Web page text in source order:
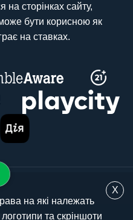
на сторінках сайту,
бути корисною як
на ставках.
X
на які належать
та скріншоти